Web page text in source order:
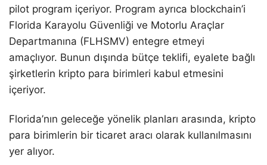
pilot program içeriyor. Program ayrıca blockchain’i
Florida Karayolu Güvenliği ve Motorlu Araçlar
Departmanına (FLHSMV) entegre etmeyi
amaçlıyor. Bunun dışında bütçe teklifi, eyalete bağlı
şirketlerin kripto para birimleri kabul etmesini
içeriyor.
Florida’nın geleceğe yönelik planları arasında, kripto
para birimlerin bir ticaret aracı olarak kullanılmasını
yer alıyor.